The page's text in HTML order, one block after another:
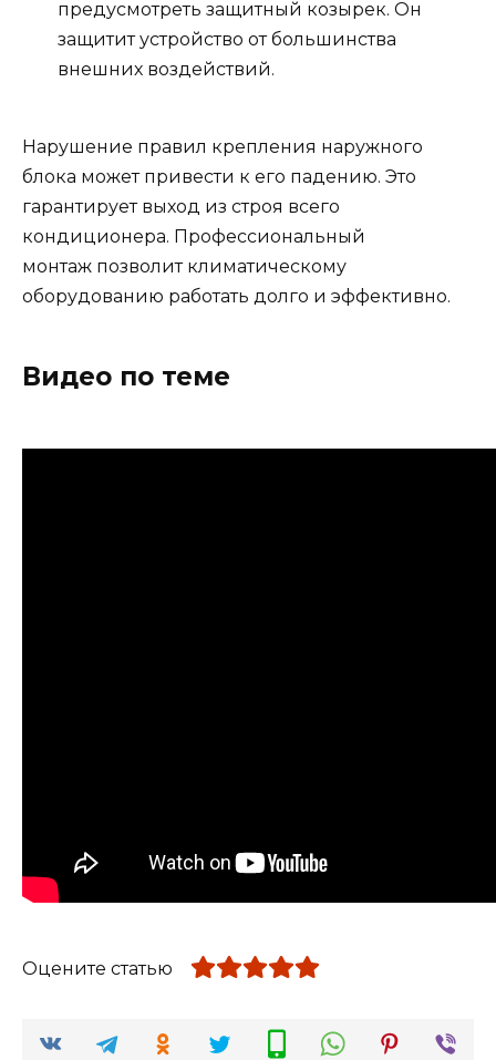
предусмотреть защитный козырек. Он
защитит устройство от большинства
внешних воздействий.
Нарушение правил крепления наружного
блока может привести к его падению. Это
гарантирует выход из строя всего
кондиционера. Профессиональный
монтаж позволит климатическому
оборудованию работать долго и эффективно.
Видео по теме
Оцените статью